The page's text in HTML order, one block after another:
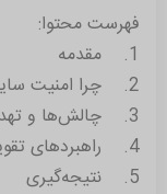
فهرست محتوا:
1. مقدمه
2. چرا امنیت سایبری حیاتی است؟
3. چالش‌ها و تهدیدات امنیتی در فضای آنلاین
4. راهبردهای تقویت امنیت سایبری
5. نتیجه‌گیری